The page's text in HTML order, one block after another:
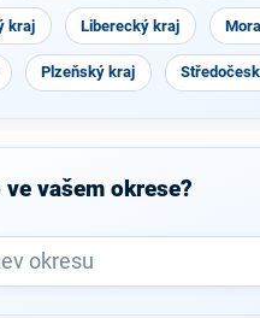
kraj Liberecký kraj
Plzeňský kraj
vašem okrese?